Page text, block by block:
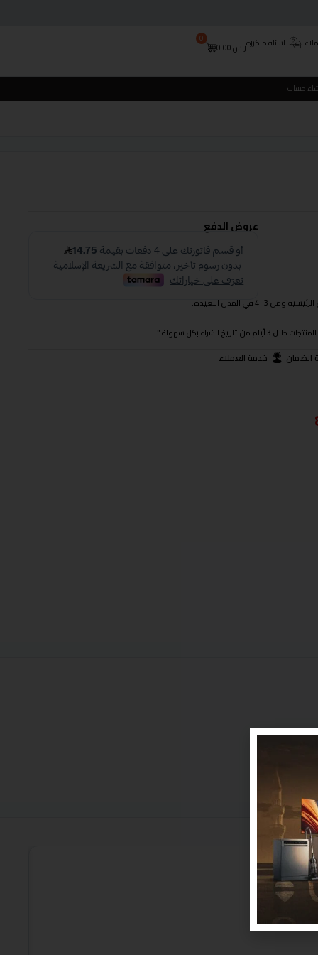
اسئلة متكررةر.س0.00
0
حساب
عروض الدفع
المدن البعيدة.
الشراء بكل سهولة."
الضمان خدمة العملاء